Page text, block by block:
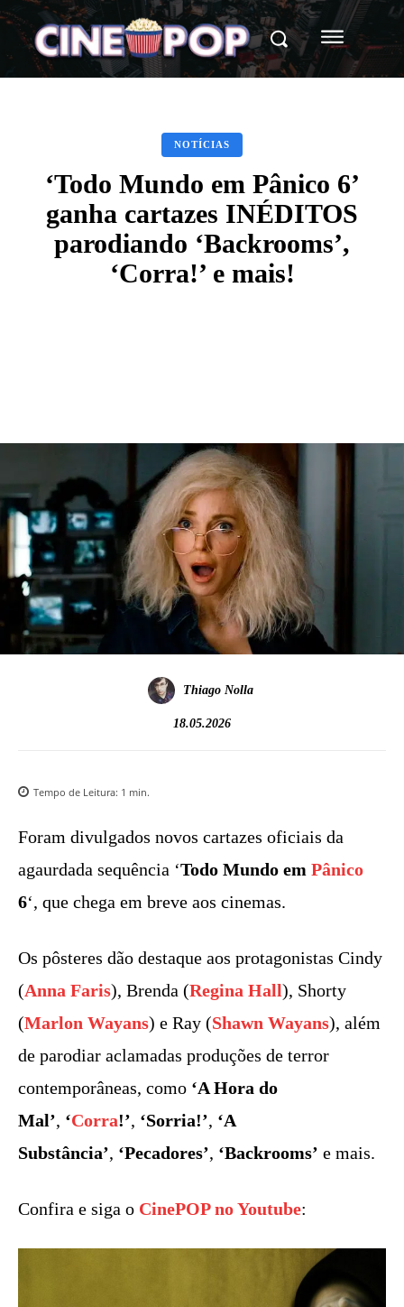
NOTÍCIAS
‘Todo Mundo em Pânico 6’
ganha cartazes INÉDITOS
parodiando ‘Backrooms’,
‘Corra!’ e mais!
Thiago Nolla
18.05.2026
Tempo de Leitura: 1 min.
Foram divulgados novos cartazes oficiais da
agaurdada sequência ‘Todo Mundo em Pânico
6‘, que chega em breve aos cinemas.
Os pôsteres dão destaque aos protagonistas Cindy
(Anna Faris), Brenda (Regina Hall), Shorty
(Marlon Wayans) e Ray (Shawn Wayans), além
de parodiar aclamadas produções de terror
contemporâneas, como ‘A Hora do
Mal’, ‘Corra!’, ‘Sorria!’, ‘A
Substância’, ‘Pecadores’, ‘Backrooms’ e mais.
Confira e siga o CinePOP no Youtube: